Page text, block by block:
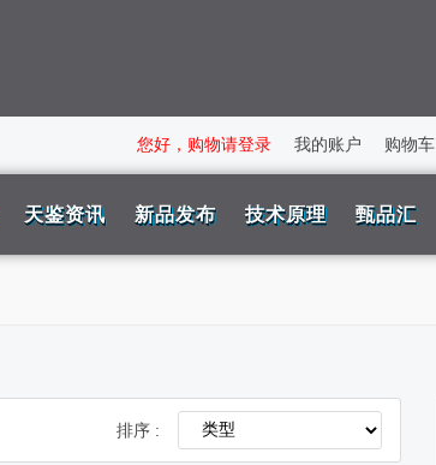
您好，购物请登录 我的账户 购物车
天鉴资讯 新品发布 技术原理 甄品汇
排序 :